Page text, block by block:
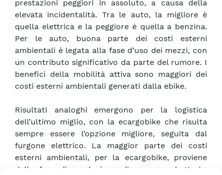
prestazioni peggiori in assoluto, a causa della
elevata incidentalità. Tra le auto, la migliore è
quella elettrica e la peggiore è quella a benzina.
Per le auto, buona parte dei costi esterni
ambientali è legata alla fase d’uso dei mezzi, con
un contributo significativo da parte del rumore. I
benefici della mobilità attiva sono maggiori dei
costi esterni ambientali generati dalla ebike.
Risultati analoghi emergono per la logistica
dell’ultimo miglio, con la ecargobike che risulta
sempre essere l’opzione migliore, seguita dal
furgone elettrico. La maggior parte dei costi
esterni ambientali, per la ecargobike, proviene
dalla fase di produzione di mezzo e batteria,